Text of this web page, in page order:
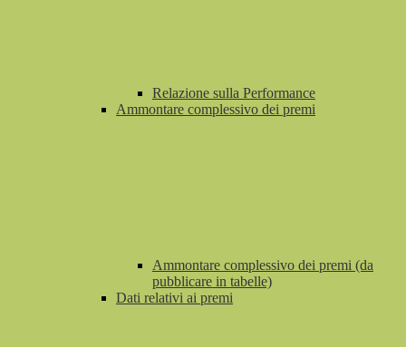
Relazione sulla Performance
Ammontare complessivo dei premi
Ammontare complessivo dei premi (da
pubblicare in tabelle)
Dati relativi ai premi